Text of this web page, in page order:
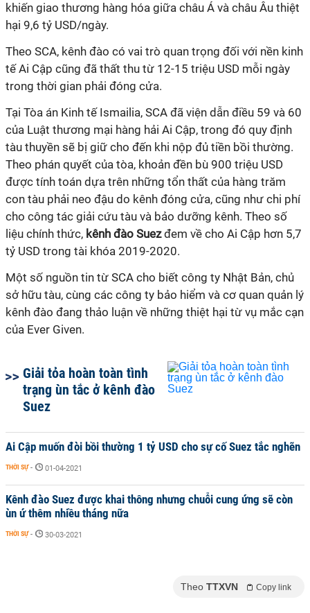
khiến giao thương hàng hóa giữa châu Á và châu Âu thiệt
hại 9,6 tỷ USD/ngày.
Theo SCA, kênh đào có vai trò quan trọng đối với nền kinh
tế Ai Cập cũng đã thất thu từ 12-15 triệu USD mỗi ngày
trong thời gian phải đóng cửa.
Tại Tòa án Kinh tế Ismailia, SCA đã viện dẫn điều 59 và 60
của Luật thương mại hàng hải Ai Cập, trong đó quy định
tàu thuyền sẽ bị giữ cho đến khi nộp đủ tiền bồi thường.
Theo phán quyết của tòa, khoản đền bù 900 triệu USD
được tính toán dựa trên những tổn thất của hàng trăm
con tàu phải neo đậu do kênh đóng cửa, cũng như chi phí
cho công tác giải cứu tàu và bảo dưỡng kênh. Theo số
liệu chính thức, kênh đào Suezđem về cho Ai Cập hơn 5,7
tỷ USD trong tài khóa 2019-2020.
Một số nguồn tin từ SCA cho biết công ty Nhật Bản, chủ
sở hữu tàu, cùng các công ty bảo hiểm và cơ quan quản lý
kênh đào đang thảo luận về những thiệt hại từ vụ mắc cạn
của Ever Given.
Giải tỏa hoàn toàn tình
trạng ùn tắc ở kênh đào
Suez
Ai Cập muốn đòi bồi thường 1 tỷ USD cho sự cố Suez tắc nghẽn
THỜI SỰ - 01-04-2021
Kênh đào Suez được khai thông nhưng chuỗi cung ứng sẽ còn
ùn ứ thêm nhiều tháng nữa
THỜI SỰ - 30-03-2021
Theo TTXVN Copy link